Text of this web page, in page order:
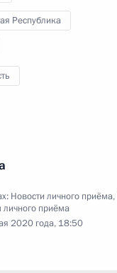
Республика
Новости личного приёма,
личного приёма
2020 года, 18:50